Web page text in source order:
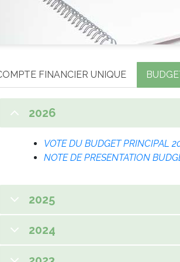
FINANCIER UNIQUE
2026
VOTE DU BUDGET PRINCIPAL
NOTE DE PRESENTATION
2025
2024